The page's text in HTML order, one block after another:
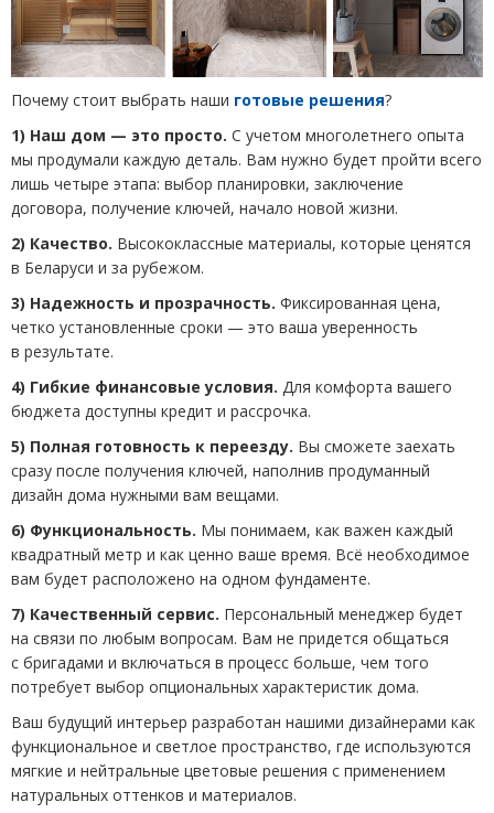
Почему стоит выбрать наши готовые решения?
1) Наш дом — это просто. С учетом многолетнего опыта
мы продумали каждую деталь. Вам нужно будет пройти всего
лишь четыре этапа: выбор планировки, заключение
договора, получение ключей, начало новой жизни.
2) Качество. Высококлассные материалы, которые ценятся
в Беларуси и за рубежом.
3) Надежность и прозрачность. Фиксированная цена,
четко установленные сроки — это ваша уверенность
в результате.
4) Гибкие финансовые условия. Для комфорта вашего
бюджета доступны кредит и рассрочка.
5) Полная готовность к переезду. Вы сможете заехать
сразу после получения ключей, наполнив продуманный
дизайн дома нужными вам вещами.
6) Функциональность. Мы понимаем, как важен каждый
квадратный метр и как ценно ваше время. Всё необходимое
вам будет расположено на одном фундаменте.
7) Качественный сервис. Персональный менеджер будет
на связи по любым вопросам. Вам не придется общаться
с бригадами и включаться в процесс больше, чем того
потребует выбор опциональных характеристик дома.
Ваш будущий интерьер разработан нашими дизайнерами как
функциональное и светлое пространство, где используются
мягкие и нейтральные цветовые решения с применением
натуральных оттенков и материалов.